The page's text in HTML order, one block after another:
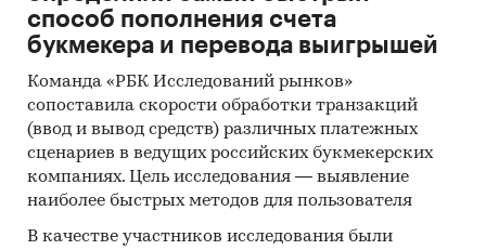
способ пополнения счета
букмекера и перевода выигрышей
Команда «РБК Исследований рынков»
сопоставила скорости обработки транзакций
(ввод и вывод средств) различных платежных
сценариев в ведущих российских букмекерских
компаниях. Цель исследования — выявление
наиболее быстрых методов для пользователя
В качестве участников исследования были